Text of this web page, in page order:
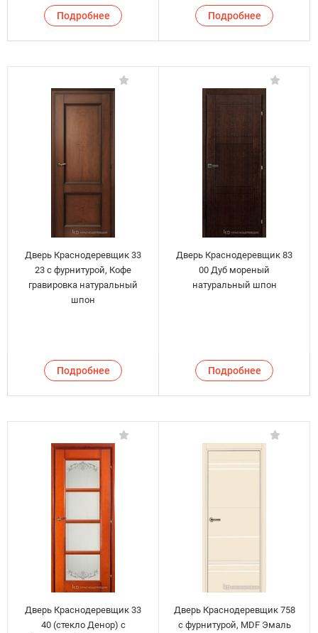
Подробнее Подробнее
Дверь Краснодеревщик 33
23 с фурнитурой, Кофе
гравировка натуральный
шпон
Подробнее
Дверь Краснодеревщик 83
00 Дуб мореный
натуральный шпон
Подробнее
Дверь Краснодеревщик 33
40 (стекло Денор) с
Дверь Краснодеревщик 758
с фурнитурой, MDF Эмаль